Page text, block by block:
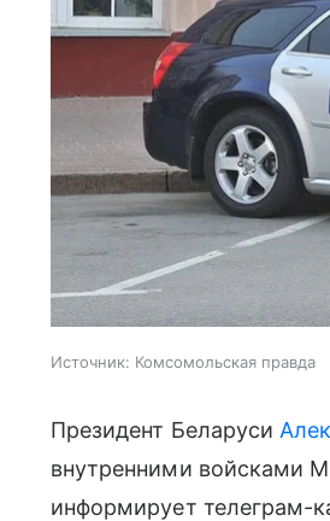
Источник: Комсомольская правда
Президент Беларуси
внутренними войсками
информирует телеграм-